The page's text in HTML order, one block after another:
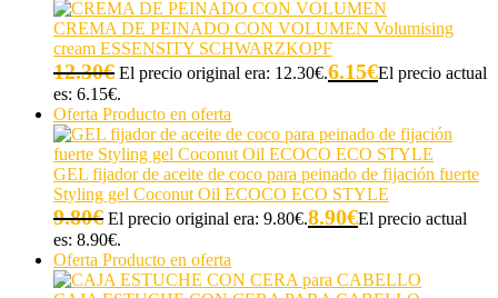
CREMA DE PEINADO CON VOLUMEN Volumising
cream ESSENSITY SCHWARZKOPF
12.30€ El precio original era: 12.30€.6.15€El precio actual
es: 6.15€.
Oferta Producto en oferta
GEL fijador de aceite de coco para peinado de fijación fuerte
Styling gel Coconut Oil ECOCO ECO STYLE
9.80€ El precio original era: 9.80€.8.90€El precio actual
es: 8.90€.
Oferta Producto en oferta